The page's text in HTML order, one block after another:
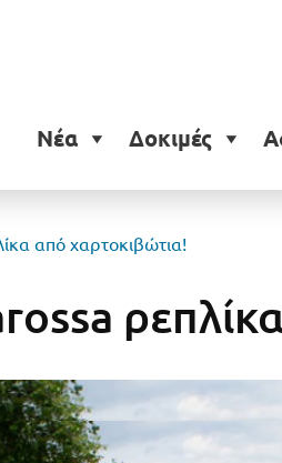
Νέα Δοκιμές
από χαρτοκιβώτια!